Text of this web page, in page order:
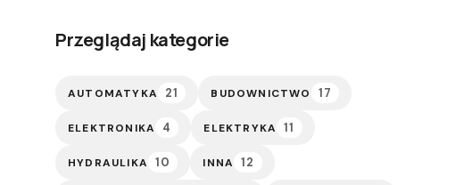
Przeglądaj kategorie
AUTOMATYKA 21 BUDOWNICTWO 17
ELEKTRONIKA 4 ELEKTRYKA 11
HYDRAULIKA 10 INNA 12